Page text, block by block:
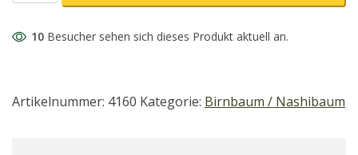
10 Besucher sehen sich dieses Produkt aktuell an.
Artikelnummer: 4160 Kategorie: Birnbaum / Nashibaum